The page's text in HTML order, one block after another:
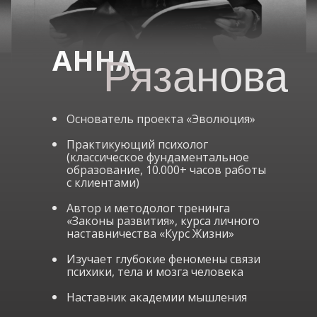
АННАРязанова
Практикующий психолог
(классическое фундаментальное
образование, 10.000+ часов работы
с клиентами)
Основатель проекта «Эволюция»
Изучает глубокие феномены связи
психики, тела и мозга человека
Автор и методолог тренинга
«Законы развития», курса личного
наставничества «Курс Жизни»
Наставник академии мышления
Аналитическая психология К.Юнга
Метод
психосинтеза
Р. Ассанджиоли
психология
Б.Хеллингера
Расширенная научная интеграция
методологии Института
HeartMath Калифорния США и
действующего доктора,
президента и исполнительного